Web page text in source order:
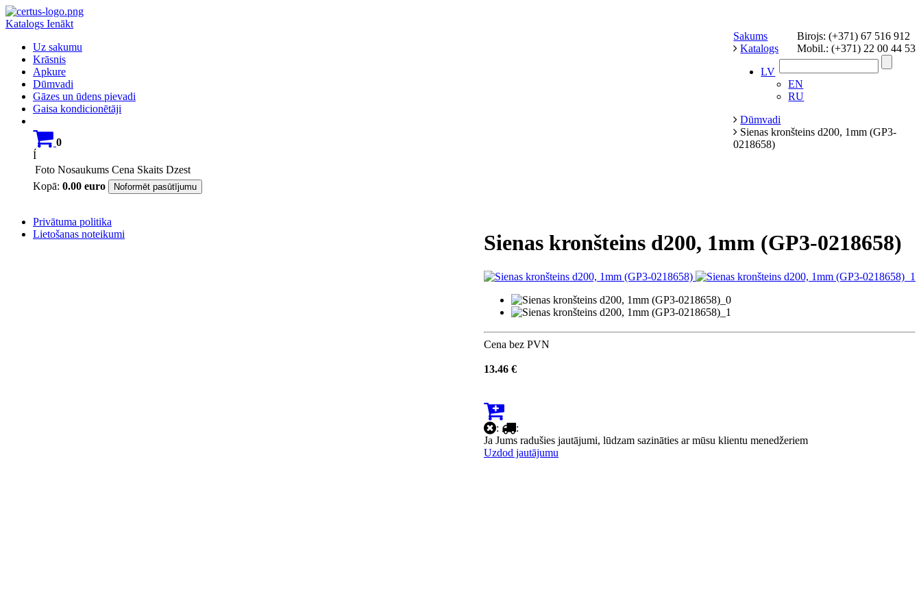
Katalogs Ienākt
Birojs: (+371) 67 516 912
Mobil.: (+371) 22 00 44 53
Uz sakumu
Krāsnis
Apkure
Dūmvadi
Gāzes un ūdens pievadi
Gaisa kondicionētāji
0
Í
Foto Nosaukums Cena Skaits Dzest
Kopā: 0.00 euro Noformēt pasūtījumu
LV
EN
RU
Sakums
Katalogs
Dūmvadi
Sienas kronšteins d200, 1mm (GP3-
0218658)
Sienas kronšteins d200, 1mm (GP3-0218658)
Cena bez PVN
13.46 €
:
:
Ja Jums radušies jautājumi, lūdzam sazināties ar mūsu klientu menedžeriem
Uzdod jautājumu
Privātuma politika
Lietošanas noteikumi